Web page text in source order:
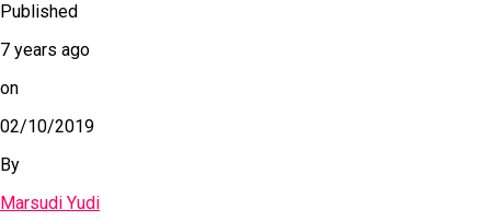
Published
7 years ago
on
02/10/2019
By
Marsudi Yudi